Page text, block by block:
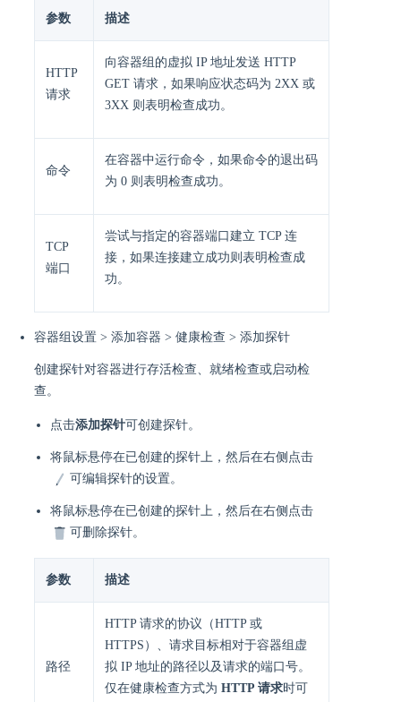
参数 描述
HTTP
请求
向容器组的虚拟 IP 地址发送 HTTP
GET 请求，如果响应状态码为 2XX 或
3XX 则表明检查成功。
命令
在容器中运行命令，如果命令的退出码
为 0 则表明检查成功。
TCP
端口
尝试与指定的容器端口建立 TCP 连
接，如果连接建立成功则表明检查成
功。
容器组设置 > 添加容器 > 健康检查 > 添加探针
创建探针对容器进行存活检查、就绪检查或启动检
查。
点击添加探针可创建探针。
将鼠标悬停在已创建的探针上，然后在右侧点击
可编辑探针的设置。
将鼠标悬停在已创建的探针上，然后在右侧点击
可删除探针。
参数 描述
路径
HTTP 请求的协议（HTTP 或
HTTPS）、请求目标相对于容器组虚
拟 IP 地址的路径以及请求的端口号。
仅在健康检查方式为 HTTP 请求时可